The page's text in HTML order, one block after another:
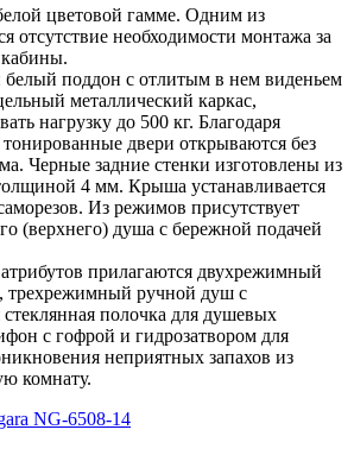
цветовой гамме. Одним из
отсутствие необходимости монтажа за
кабины.
поддон с отлитым в нем виденьем
металлический каркас,
нагрузку до 500 кг. Благодаря
двери открываются без
Черные задние стенки изготовлены из
4 мм. Крыша устанавливается
Из режимов присутствует
(верхнего) душа с бережной подачей
прилагаются двухрежимный
трехрежимный ручной душ с
стеклянная полочка для душевых
с гофрой и гидрозатвором для
неприятных запахов из
комнату.
NG-6508-14